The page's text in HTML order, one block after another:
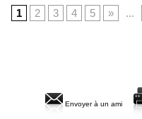
1
2 3 4 5 » ...
Envoyer à un ami